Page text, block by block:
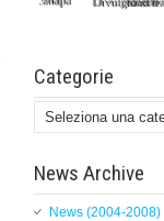
Categorie
Categorie
News Archive
News (2004-2008)